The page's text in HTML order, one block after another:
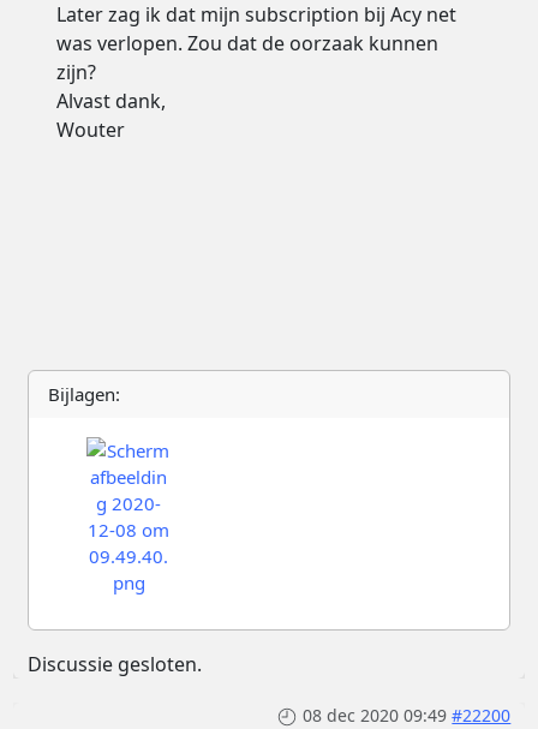
Later zag ik dat mijn subscription bij Acy net
was verlopen. Zou dat de oorzaak kunnen
zijn?
Alvast dank,
Wouter
Bijlagen:
Discussie gesloten.
08 dec 2020 09:49 #22200